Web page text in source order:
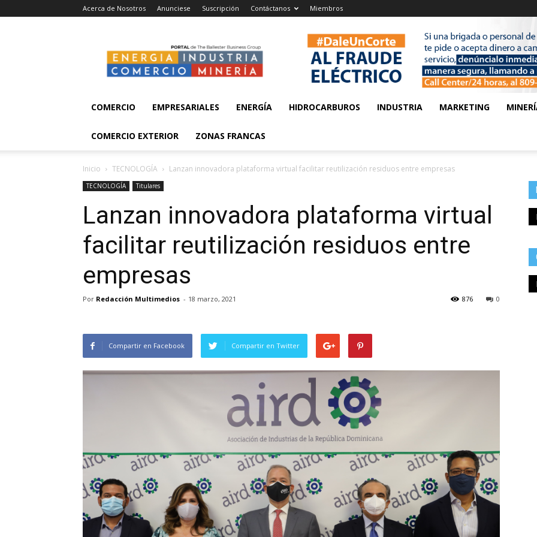
Acerca de Nosotros Anunciese Suscripción Contáctanos Miembros
Industria,
Comercio
y
COMERCIO
EMPRESARIALES ENERGÍA HIDROCARBUROS INDUSTRIA MARKETING
COMERCIO EXTERIOR ZONAS FRANCAS
Inicio TECNOLOGÍA Lanzan innovadora plataforma virtual facilitar reutilización residuos entre empresas
TECNOLOGÍA Titulares
Lanzan innovadora plataforma virtual
facilitar reutilización residuos entre
empresas
Por Redacción Multimedios - 18 marzo, 2021 0
876
Compartir en Facebook Compartir en Twitter